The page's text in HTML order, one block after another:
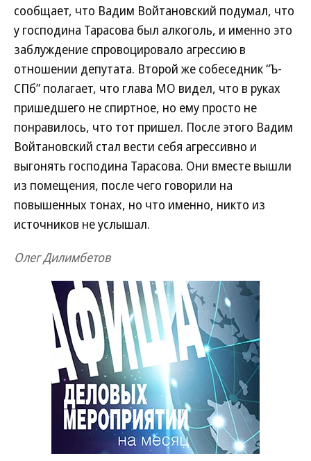
сообщает, что Вадим Войтановский подумал, что
у господина Тарасова был алкоголь, и именно это
заблуждение спровоцировало агрессию в
отношении депутата. Второй же собеседник “Ъ-
СПб” полагает, что глава МО видел, что в руках
пришедшего не спиртное, но ему просто не
понравилось, что тот пришел. После этого Вадим
Войтановский стал вести себя агрессивно и
выгонять господина Тарасова. Они вместе вышли
из помещения, после чего говорили на
повышенных тонах, но что именно, никто из
источников не услышал.
Олег Дилимбетов